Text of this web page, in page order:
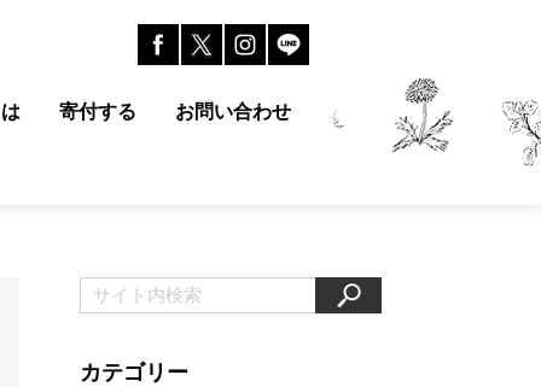
寄付する お問い合わせ
カテゴリー